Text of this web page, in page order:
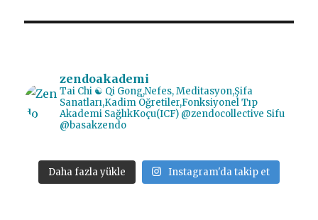
zendoakademi
Tai Chi ☯️ Qi Gong,Nefes, Meditasyon,Şifa
Sanatları,Kadim Öğretiler,Fonksiyonel Tıp
Akademi SağlıkKoçu(ICF) @zendocollective Sifu
@basakzendo
Daha fazla yükle Instagram'da takip et